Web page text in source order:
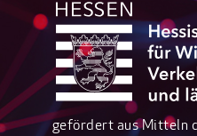
gefördert aus Mitteln